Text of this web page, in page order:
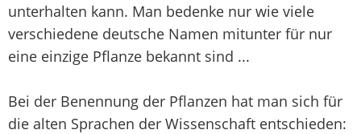
unterhalten kann. Man bedenke nur wie viele
verschiedene deutsche Namen mitunter für nur
eine einzige Pflanze bekannt sind ...
Bei der Benennung der Pflanzen hat man sich für
die alten Sprachen der Wissenschaft entschieden: